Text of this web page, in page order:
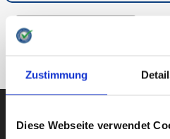
Zustimmung
Diese Webseite verwendet
ZU GESUNDHEIT